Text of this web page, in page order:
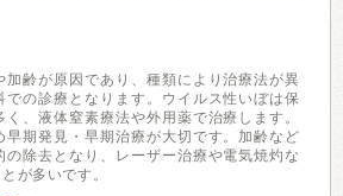
加齢が原因であり、種類により治療法が異
での診療となります。ウイルス性いぼは保
、液体窒素療法や外用薬で治療します。
早期発見・早期治療が大切です。加齢など
の除去となり、レーザー治療や電気焼灼な
が多いです。